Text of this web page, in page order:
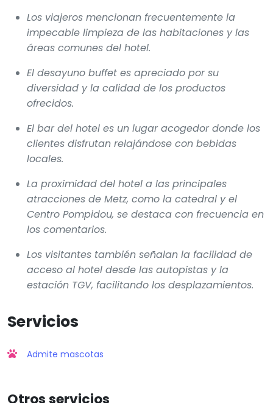
Los viajeros mencionan frecuentemente la
impecable limpieza de las habitaciones y las
áreas comunes del hotel.
El desayuno buffet es apreciado por su
diversidad y la calidad de los productos
ofrecidos.
El bar del hotel es un lugar acogedor donde los
clientes disfrutan relajándose con bebidas
locales.
La proximidad del hotel a las principales
atracciones de Metz, como la catedral y el
Centro Pompidou, se destaca con frecuencia en
los comentarios.
Los visitantes también señalan la facilidad de
acceso al hotel desde las autopistas y la
estación TGV, facilitando los desplazamientos.
Servicios
Admite mascotas
Otros servicios